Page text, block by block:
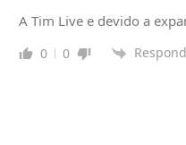
A Tim Live e devido a
0 0